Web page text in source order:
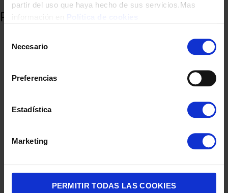
partir del uso que haya hecho de sus servicios.Mas
Necesario
Preferencias
Estadística
Marketing
PERMITIR TODAS LAS COOKIES
Productos relacionados
MANDO A DISTANCIA HAMA 00221067 HOME UNIV P/HISENSE
12,00€